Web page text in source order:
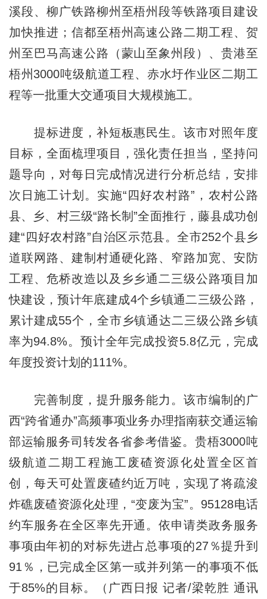
溪段、柳广铁路柳州至梧州段等铁路项目建设
加快推进；信都至梧州高速公路二期工程、贺
州至巴马高速公路（蒙山至象州段）、贵港至
梧州3000吨级航道工程、赤水圩作业区二期工
程等一批重大交通项目大规模施工。
提标进度，补短板惠民生。该市对照年度
目标，全面梳理项目，强化责任担当，坚持问
题导向，对每日完成情况进行分析总结，安排
次日施工计划。实施“四好农村路”，农村公路
县、乡、村三级“路长制”全面推行，藤县成功创
建“四好农村路”自治区示范县。全市252个县乡
道联网路、建制村通硬化路、窄路加宽、安防
工程、危桥改造以及乡乡通二三级公路项目加
快建设，预计年底建成4个乡镇通二三级公路，
累计建成55个，全市乡镇通达二三级公路乡镇
率为94.8%。预计全年完成投资5.8亿元，完成
年度投资计划的111%。
完善制度，提升服务能力。该市编制的广
西“跨省通办”高频事项业务办理指南获交通运输
部运输服务司转发各省参考借鉴。贵梧3000吨
级航道二期工程施工废碴资源化处置全区首
创，每天可处置废碴约近万吨，实现了将疏浚
炸礁废碴资源化处理，“变废为宝”。95128电话
约车服务在全区率先开通。依申请类政务服务
事项由年初的对标先进占总事项的27％提升到
91％，已完成全区第一或并列第一的事项不低
于85%的目标。（广西日报 记者/梁乾胜 通讯